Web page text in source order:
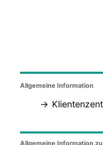
Allgemeine Information
Allgemeine Information